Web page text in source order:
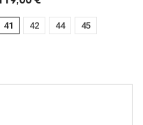
41 42 44 45